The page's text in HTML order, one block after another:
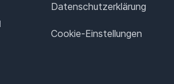
Datenschutz­erklärung
Cookie-Einstellungen